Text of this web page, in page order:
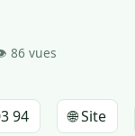
86 vues
94 🌐 Site